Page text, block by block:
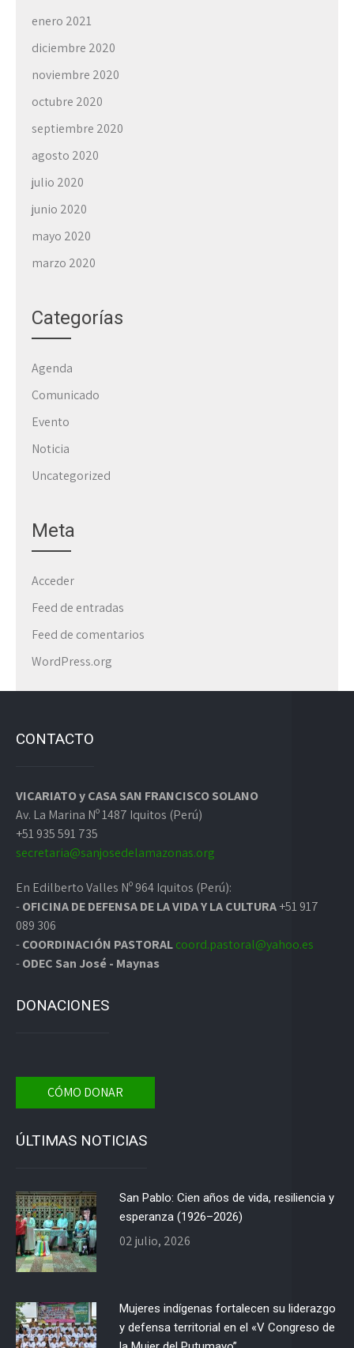
enero 2021
diciembre 2020
noviembre 2020
octubre 2020
septiembre 2020
agosto 2020
julio 2020
junio 2020
mayo 2020
marzo 2020
Categorías
Agenda
Comunicado
Evento
Noticia
Uncategorized
Meta
Acceder
Feed de entradas
Feed de comentarios
WordPress.org
CONTACTO
VICARIATO y CASA SAN FRANCISCO SOLANO
Av. La Marina Nº 1487 Iquitos (Perú)
+51 935 591 735
secretaria@sanjosedelamazonas.org
En Edilberto Valles Nº 964 Iquitos (Perú):
-OFICINA DE DEFENSA DE LA VIDA Y LA CULTURA+51 917
089 306
-COORDINACIÓN PASTORALcoord.pastoral@yahoo.es
-ODEC San José - Maynas
DONACIONES
CÓMO DONAR
ÚLTIMAS NOTICIAS
San Pablo: Cien años de vida, resiliencia y
esperanza (1926–2026)
02 julio, 2026
Mujeres indígenas fortalecen su liderazgo
y defensa territorial en el «V Congreso de